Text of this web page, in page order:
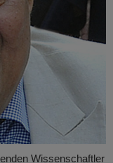
Wissenschaftler